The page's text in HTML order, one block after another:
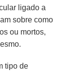
ligado a
sobre como
ou mortos,
tipo de